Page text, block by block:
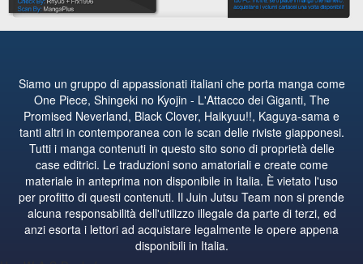
Siamo un gruppo di appassionati italiani che porta manga come
One Piece, Shingeki no Kyojin - L'Attacco dei Giganti, The
Promised Neverland, Black Clover, Haikyuu!!, Kaguya-sama e
tanti altri in contemporanea con le scan delle riviste giapponesi.
Tutti i manga contenuti in questo sito sono di proprietà delle
case editrici. Le traduzioni sono amatoriali e create come
materiale in anteprima non disponibile in Italia. È vietato l'uso
per profitto di questi contenuti. Il Juin Jutsu Team non si prende
alcuna responsabilità dell'utilizzo illegale da parte di terzi, ed
anzi esorta i lettori ad acquistare legalmente le opere appena
disponibili in Italia.